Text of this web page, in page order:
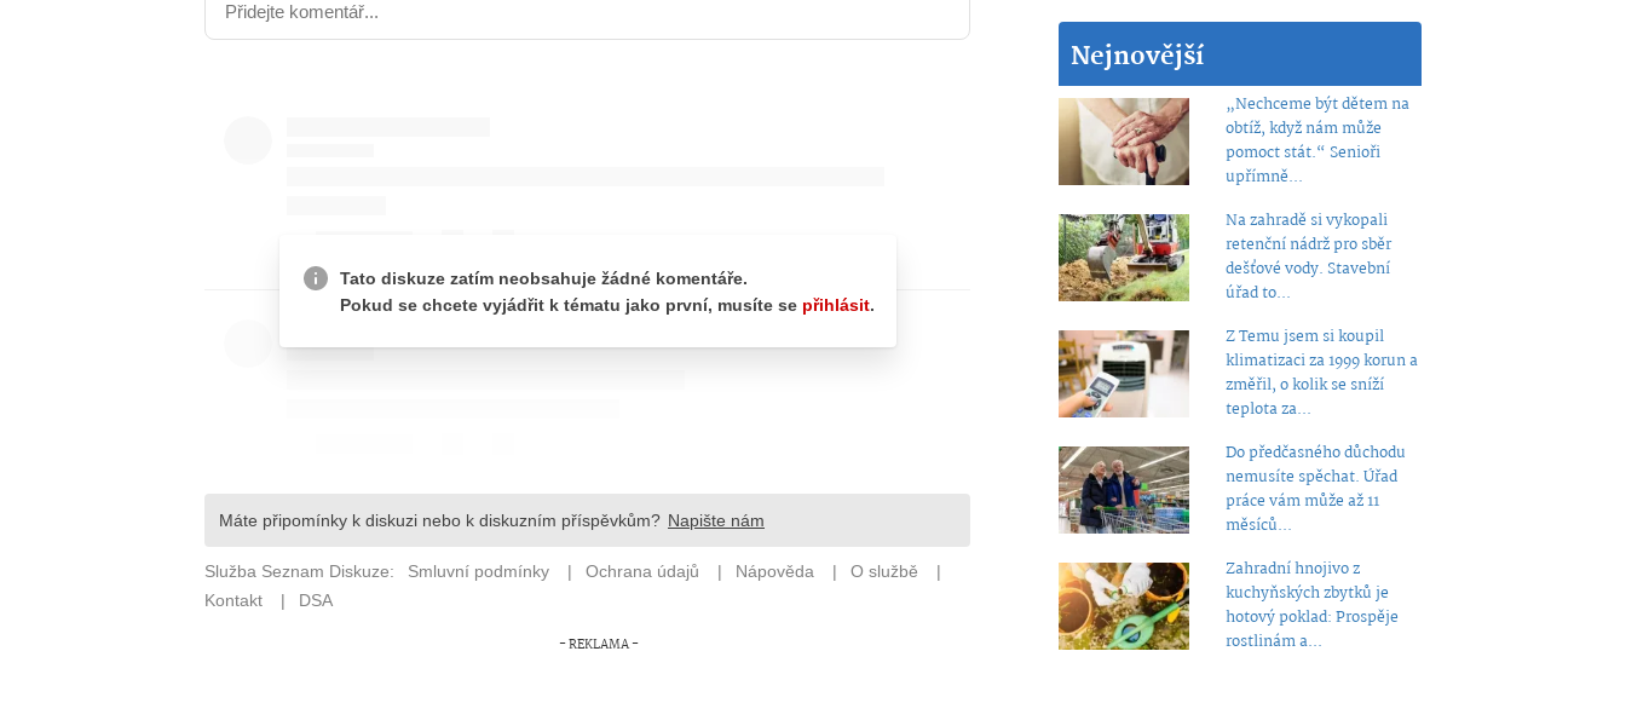
Nejnovější
„Nechceme být dětem na
obtíž, když nám může
pomoct stát.“ Senioři
upřímně...
Na zahradě si vykopali
retenční nádrž pro sběr
dešťové vody. Stavební
úřad to...
Z Temu jsem si koupil
klimatizaci za 1999 korun a
změřil, o kolik se sníží
teplota za...
Do předčasného důchodu
nemusíte spěchat. Úřad
práce vám může až 11
měsíců...
Zahradní hnojivo z
kuchyňských zbytků je
hotový poklad: Prospěje
rostlinám a...